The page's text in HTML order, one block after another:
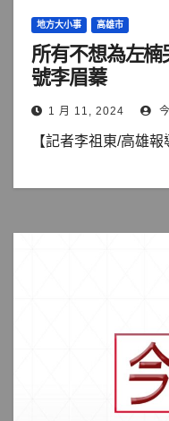
地方大小事 高雄市
所有不想為左
號李眉蓁
1 月 11, 2024
【記者李祖東/高雄